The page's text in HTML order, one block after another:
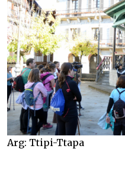
Arg: Ttipi-Ttapa